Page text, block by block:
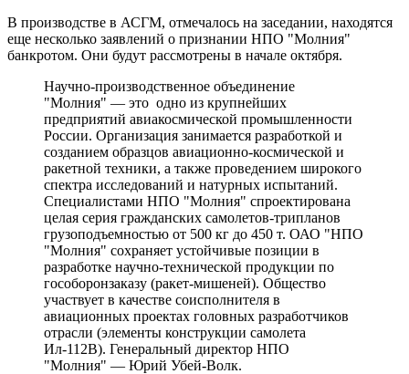
В производстве в АСГМ, отмечалось на заседании, находятся
еще несколько заявлений о признании НПО "Молния"
банкротом. Они будут рассмотрены в начале октября.
Научно-производственное объединение
"Молния" — это одно из крупнейших
предприятий авиакосмической промышленности
России. Организация занимается разработкой и
созданием образцов авиационно-космической и
ракетной техники, а также проведением широкого
спектра исследований и натурных испытаний.
Специалистами НПО "Молния" спроектирована
целая серия гражданских самолетов-трипланов
грузоподъемностью от 500 кг до 450 т. ОАО "НПО
"Молния" сохраняет устойчивые позиции в
разработке научно-технической продукции по
гособоронзаказу (ракет-мишеней). Общество
участвует в качестве соисполнителя в
авиационных проектах головных разработчиков
отрасли (элементы конструкции самолета
Ил-112В). Генеральный директор НПО
"Молния" — Юрий Убей-Волк.